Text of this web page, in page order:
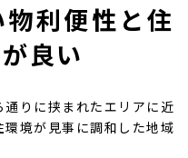
利便性と住
良い
りに挟まれたエリアに近
境が見事に調和した地域